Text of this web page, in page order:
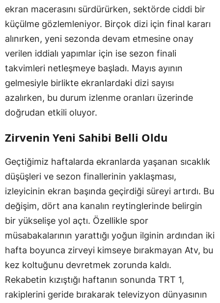
ekran macerasını sürdürürken, sektörde ciddi bir
küçülme gözlemleniyor. Birçok dizi için final kararı
alınırken, yeni sezonda devam etmesine onay
verilen iddialı yapımlar için ise sezon finali
takvimleri netleşmeye başladı. Mayıs ayının
gelmesiyle birlikte ekranlardaki dizi sayısı
azalırken, bu durum izlenme oranları üzerinde
doğrudan etkili oluyor.
Zirvenin Yeni Sahibi Belli Oldu
Geçtiğimiz haftalarda ekranlarda yaşanan sıcaklık
düşüşleri ve sezon finallerinin yaklaşması,
izleyicinin ekran başında geçirdiği süreyi artırdı. Bu
değişim, dört ana kanalın reytinglerinde belirgin
bir yükselişe yol açtı. Özellikle spor
müsabakalarının yarattığı yoğun ilginin ardından iki
hafta boyunca zirveyi kimseye bırakmayan Atv, bu
kez koltuğunu devretmek zorunda kaldı.
Rekabetin kızıştığı haftanın sonunda TRT 1,
rakiplerini geride bırakarak televizyon dünyasının